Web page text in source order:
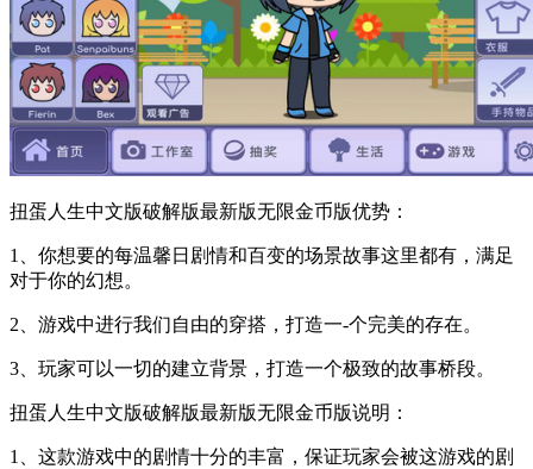
扭蛋人生中文版破解版最新版无限金币版优势：
1、你想要的每温馨日剧情和百变的场景故事这里都有，满足
对于你的幻想。
2、游戏中进行我们自由的穿搭，打造一-个完美的存在。
3、玩家可以一切的建立背景，打造一个极致的故事桥段。
扭蛋人生中文版破解版最新版无限金币版说明：
1、这款游戏中的剧情十分的丰富，保证玩家会被这游戏的剧